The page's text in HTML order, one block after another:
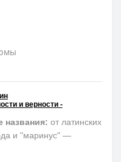
и верности -
названия: от латинских
и "маринус" —